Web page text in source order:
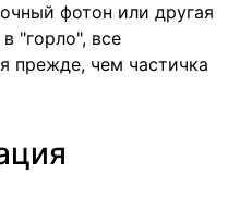
фотон или другая
"горло", все
прежде, чем частичка